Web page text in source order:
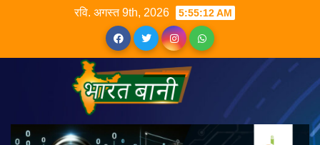
रवि. अगस्त 9th, 2026 5:55:13 AM